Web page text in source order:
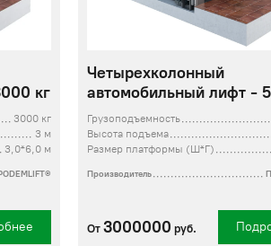
кг
3000 кг
3 м
3,0*6,0 м
Четырехколонный
автомобильный лифт -
Грузоподъемность
Высота подъема
Размер платформы (Ш*Г)
Производитель
От 3000000 руб.